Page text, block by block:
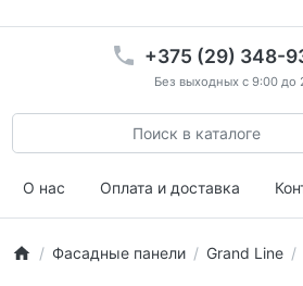
+375 (29) 348-
Без выходных с 9:00 до
О нас Оплата и доставка
Фасадные панели Grand Line